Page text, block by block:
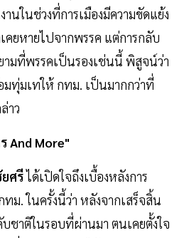
านในช่วงที่การเมืองมีความขัดแย้ง
คยหายไปจากพรรค แต่การกลับ
ามที่พรรคเป็นรองเช่นนี้ พิสูจน์ว่า
มทุ่มเทให้ กทม. เป็นมากกว่าที่
าว
And More"
ศรีได้เปิดใจถึงเบื้องหลังการ
ม. ในครั้งนี้ว่า หลังจากเสร็จสิ้น
บชาติในรอบที่ผ่านมา ตนเคยตั้งใจ